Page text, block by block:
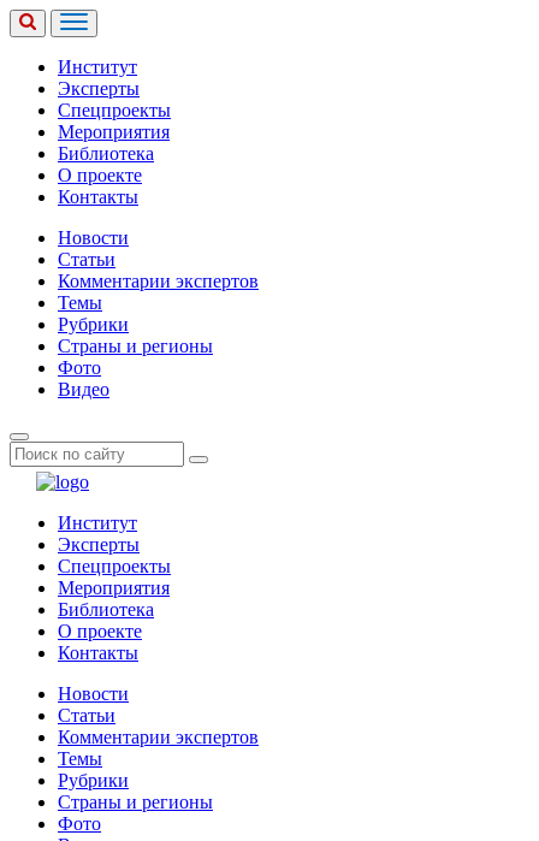
Институт
Эксперты
Спецпроекты
Мероприятия
Библиотека
О проекте
Контакты
Новости
Статьи
Комментарии экспертов
Темы
Рубрики
Страны и регионы
Фото
Видео
Институт
Эксперты
Спецпроекты
Мероприятия
Библиотека
О проекте
Контакты
Новости
Статьи
Комментарии экспертов
Темы
Рубрики
Страны и регионы
Фото